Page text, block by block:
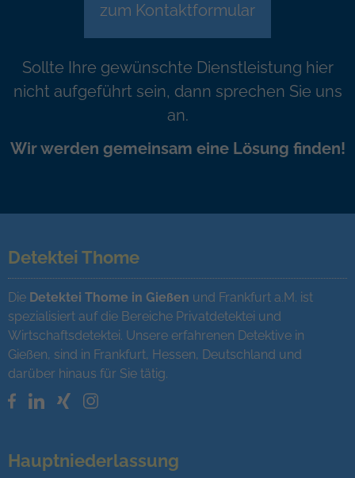
zum Kontaktformular
Sollte Ihre gewünschte Dienstleistung hier
nicht aufgeführt sein, dann sprechen Sie uns
an.
Wir werden gemeinsam eine Lösung finden!
Detektei Thome
Die Detektei Thome in Gießen und Frankfurt a.M. ist
spezialisiert auf die Bereiche Privatdetektei und
Wirtschaftsdetektei. Unsere erfahrenen Detektive in
Gießen, sind in Frankfurt, Hessen, Deutschland und
darüber hinaus für Sie tätig.
Hauptniederlassung